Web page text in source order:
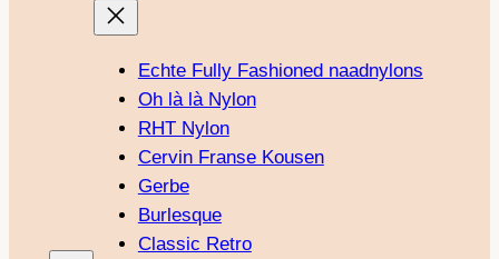
Echte Fully Fashioned naadnylons
Oh là là Nylon
RHT Nylon
Cervin Franse Kousen
Gerbe
Burlesque
Classic Retro